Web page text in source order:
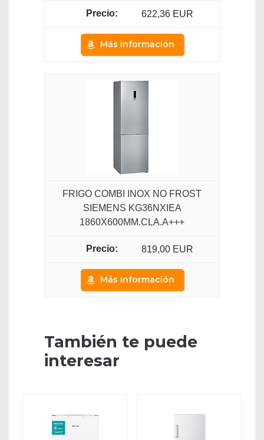
622,36 EUR
Más información
FRIGO COMBI INOX NO FROST
SIEMENS KG36NXIEA
1860X600MM.CLA.A+++
819,00 EUR
Más información
También te puede
interesar